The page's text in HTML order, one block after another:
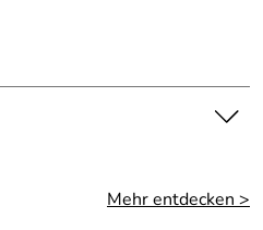
Mehr entdecken >